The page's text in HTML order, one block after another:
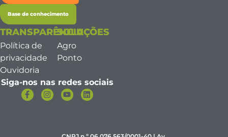
Base de conhecimento
TRANSPARÊNCIA
Política de
privacidade
Ouvidoria
SOLUÇÕES
Agro
Ponto
Siga-nos nas redes sociais